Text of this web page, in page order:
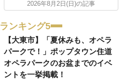
2026年8月2日(日)の記事
ランキング5
【大東市】「夏休みも、オペラ
パークで！」ポップタウン住道
オペラパークのお盆までのイベ
ントを一挙掲載！